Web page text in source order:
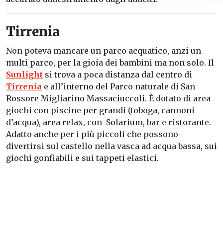
Tirrenia
Non poteva mancare un parco acquatico, anzi un
multi parco, per la gioia dei bambini ma non solo. Il
Sunlight si trova a poca distanza dal centro di
Tirrenia e all’interno del Parco naturale di San
Rossore Migliarino Massaciuccoli. È dotato di area
giochi con piscine per grandi (toboga, cannoni
d’acqua), area relax, con Solarium, bar e ristorante.
Adatto anche per i più piccoli che possono
divertirsi sul castello nella vasca ad acqua bassa, sui
giochi gonfiabili e sui tappeti elastici.